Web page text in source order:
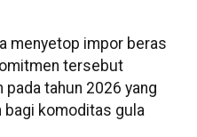
menyetop impor beras
tersebut
tahun 2026 yang
bagi komoditas gula